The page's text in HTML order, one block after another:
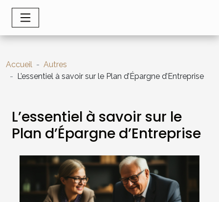
Accueil
Autres
L’essentiel à savoir sur le Plan d’Épargne d’Entreprise
L’essentiel à savoir sur le
Plan d’Épargne d’Entreprise